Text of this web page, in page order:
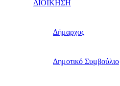
ΔΙΟΙΚΗΣΗ
Δήμαρχος
Δημοτικό Συμβούλιο